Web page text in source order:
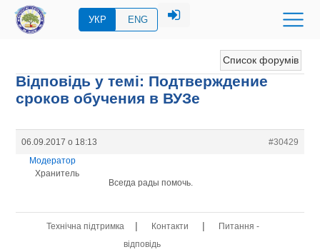
УКР ENG
Список форумів
Відповідь у темі: Подтверждение
сроков обучения в ВУЗе
06.09.2017 о 18:13
#30429
Модератор
Хранитель
Всегда рады помочь.
Технічна підтримка | Контакти |
Питання -
відповідь